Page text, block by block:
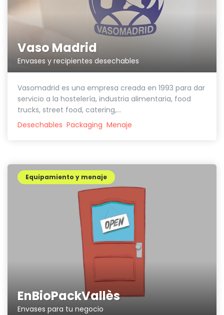
Vaso Madrid
Envases y recipientes desechables
Vasomadrid es una empresa creada en 1993 para dar
servicio a la hostelería, industria alimentaria, food
trucks, street food, catering,...
Desechables Packaging Menaje
EnBioPackVallès
Envases para tu negocio
Equipamiento y menaje